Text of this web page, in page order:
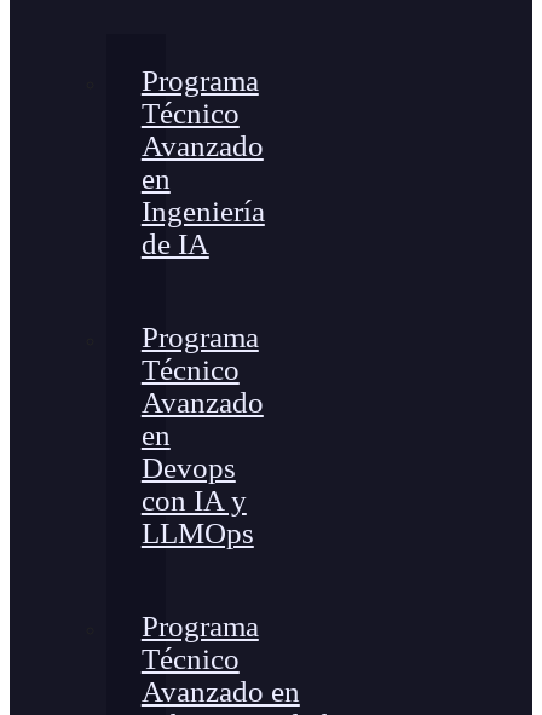
Programa
Técnico
Avanzado
en
Ingeniería
de IA
Programa
Técnico
Avanzado
en
Devops
con IA y
LLMOps
Programa
Técnico
Avanzado en